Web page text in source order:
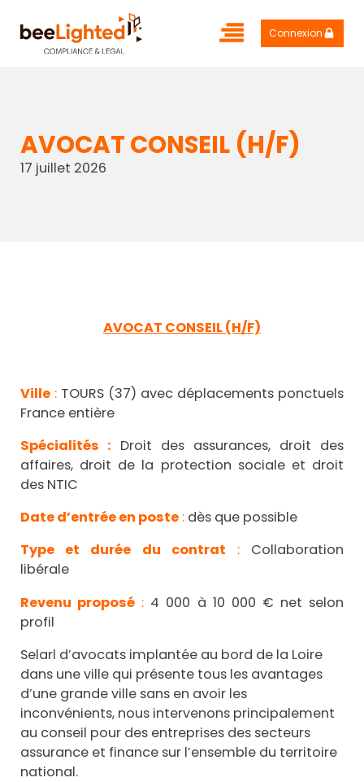
Connexion
AVOCAT CONSEIL (H/F)
17 juillet 2026
AVOCAT CONSEIL (H/F)
Ville:TOURS (37) avec déplacements ponctuels
France entière
Spécialités : Droit des assurances, droit des
affaires, droit de la protection sociale et droit
des NTIC
Date d’entrée en poste:dès que possible
Type et durée du contrat : Collaboration
libérale
Revenu proposé: 4 000 à 10 000 € net selon
profil
Selarl d’avocats implantée au bord de la Loire
dans une ville qui présente tous les avantages
d’une grande ville sans en avoir les
inconvénients, nous intervenons principalement
au conseil pour des entreprises des secteurs
assurance et finance sur l’ensemble du territoire
national.